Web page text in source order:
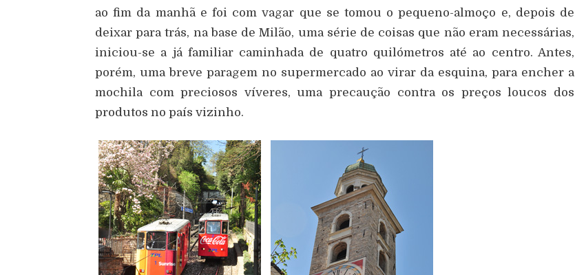
ao fim da manhã e foi com vagar que se tomou o pequeno-almoço e, depois de
deixar para trás, na base de Milão, uma série de coisas que não eram necessárias,
iniciou-se a já familiar caminhada de quatro quilómetros até ao centro. Antes,
porém, uma breve paragem no supermercado ao virar da esquina, para encher a
mochila com preciosos víveres, uma precaução contra os preços loucos dos
produtos no país vizinho.